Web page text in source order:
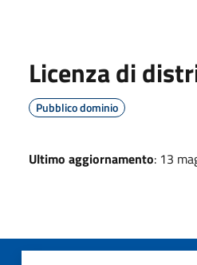
Licenza di
Pubblico dominio
Ultimo aggiornamento: 13